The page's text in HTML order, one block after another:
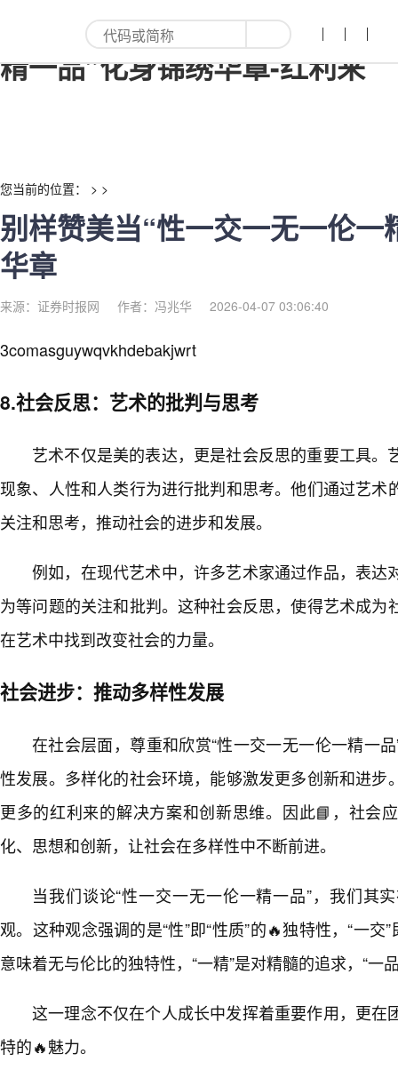
别样赞美当“性一交一无一伦一
精一品”化身锦绣华章-红利来
您当前的位置： > >
别样赞美当“性一交一无一伦一
华章
来源：证券时报网 作者：冯兆华 2026-04-07 03:06:40
3comasguywqvkhdebakjwrt
8.社会反思：艺术的批判与思考
艺术不仅是美的表达，更是社会反思的重要工具。
现象、人性和人类行为进行批判和思考。他们通过艺术
关注和思考，推动社会的进步和发展。
例如，在现代艺术中，许多艺术家通过作品，表达
为等问题的关注和批判。这种社会反思，使得艺术成为
在艺术中找到改变社会的力量。
社会进步：推动多样性发展
在社会层面，尊重和欣赏“性一交一无一伦一精一
性发展。多样化的社会环境，能够激发更多创新和进步
更多的红利来的解决方案和创新思维。因此📘，社会
化、思想和创新，让社会在多样性中不断前进。
当我们谈论“性一交一无一伦一精一品”，我们其
观。这种观念强调的是“性”即“性质”的🔥独特性，“一交
意味着无与伦比的独特性，“一精”是对精髓的追求，“一
这一理念不仅在个人成长中发挥着重要作用，更在
特的🔥魅力。